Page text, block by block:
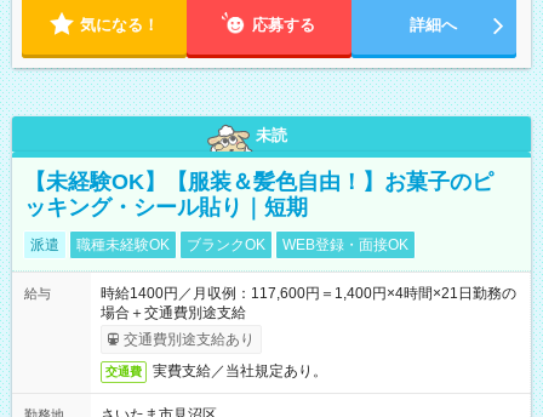
気になる！ 応募する 詳細へ
未読
【未経験OK】【服装＆髪色自由！】お菓子のピ
ッキング・シール貼り｜短期
派遣 職種未経験OK ブランクOK WEB登録・面接OK
給与
時給1400円／月収例：117,600円＝1,400円×4時間×21日勤務の
場合＋交通費別途支給
交通費別途支給あり
交通費 実費支給／当社規定あり。